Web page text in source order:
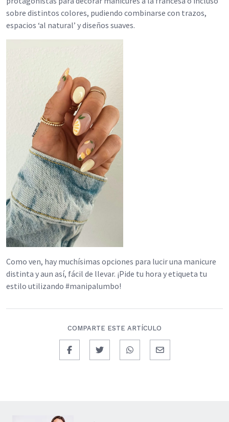
sobre distintos colores, pudiendo combinarse con trazos,
espacios ‘al natural’ y diseños suaves.
Como ven, hay muchísimas opciones para lucir una manicure
distinta y aun así, fácil de llevar. ¡Pide tu hora y etiqueta tu
estilo utilizando #manipalumbo!
COMPARTE ESTE ARTÍCULO